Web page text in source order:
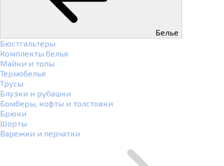
Белье
Бюстгальтеры
Комплекты белья
Майки и топы
Термобелье
Трусы
Блузки и рубашки
Бомберы, кофты и толстовки
Брюки
Шорты
Варежки и перчатки